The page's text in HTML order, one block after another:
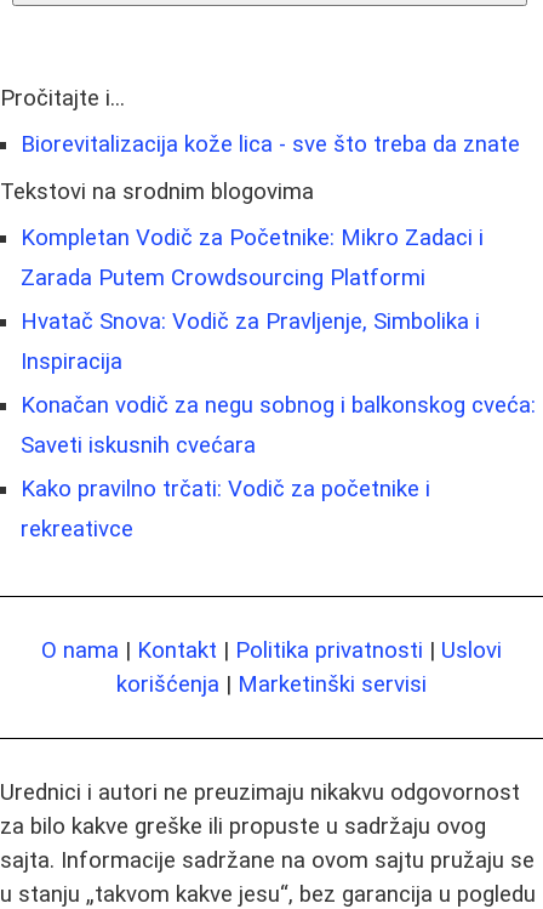
Pročitajte i...
Biorevitalizacija kože lica - sve što treba da znate
Tekstovi na srodnim blogovima
Kompletan Vodič za Početnike: Mikro Zadaci i
Zarada Putem Crowdsourcing Platformi
Hvatač Snova: Vodič za Pravljenje, Simbolika i
Inspiracija
Konačan vodič za negu sobnog i balkonskog cveća:
Saveti iskusnih cvećara
Kako pravilno trčati: Vodič za početnike i
rekreativce
O nama | Kontakt | Politika privatnosti | Uslovi
korišćenja | Marketinški servisi
Urednici i autori ne preuzimaju nikakvu odgovornost
za bilo kakve greške ili propuste u sadržaju ovog
sajta. Informacije sadržane na ovom sajtu pružaju se
u stanju „takvom kakve jesu“, bez garancija u pogledu